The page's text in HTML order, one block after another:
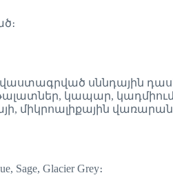
սննդային դասի
կապար, կադմիում
միկրոալիքային
Sage, Glacier Grey։